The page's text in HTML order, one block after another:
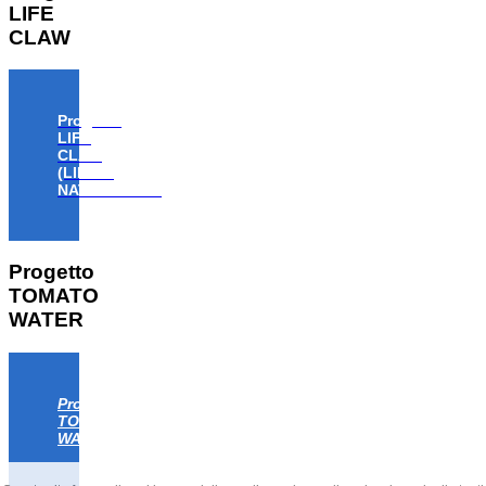
LIFE
CLAW
Progetto
LIFE
CLAW
(LIFE18
NAT/IT/000806)
Progetto
TOMATO
WATER
Progetto
TOMATO
WATER